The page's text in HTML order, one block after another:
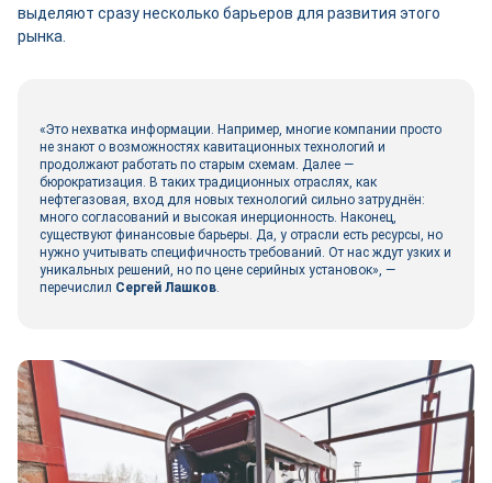
выделяют сразу несколько барьеров для развития этого
рынка.
«Это нехватка информации. Например, многие компании просто
не знают о возможностях кавитационных технологий и
продолжают работать по старым схемам. Далее ―
бюрократизация. В таких традиционных отраслях, как
нефтегазовая, вход для новых технологий сильно затруднён:
много согласований и высокая инерционность. Наконец,
существуют финансовые барьеры. Да, у отрасли есть ресурсы, но
нужно учитывать специфичность требований. От нас ждут узких и
уникальных решений, но по цене серийных установок», ―
перечислил Сергей Лашков.